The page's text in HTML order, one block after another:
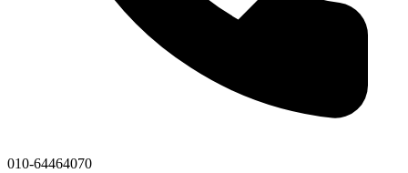
010-64464070